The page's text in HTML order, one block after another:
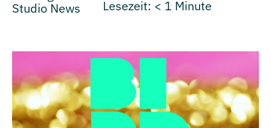
Studio News
Lesezeit: < 1 Minute